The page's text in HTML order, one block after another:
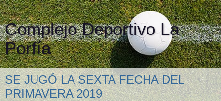
Complejo Deportivo La
Porfía
SE JUGÓ LA SEXTA FECHA DEL
PRIMAVERA 2019